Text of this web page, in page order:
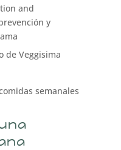
and
y
de Veggisima
semanales